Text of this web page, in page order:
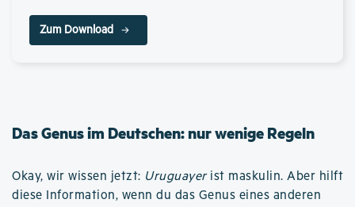
Zum Download
Das Genus im Deutschen: nur wenige Regeln
Okay, wir wissen jetzt: Uruguayerist maskulin. Aber hilft
diese Information, wenn du das Genus eines anderen